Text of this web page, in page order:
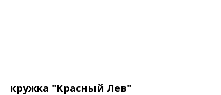
кружка "Красный Лев"